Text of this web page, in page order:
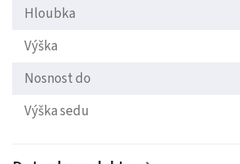
Hloubka
Výška
Nosnost do
Výška sedu